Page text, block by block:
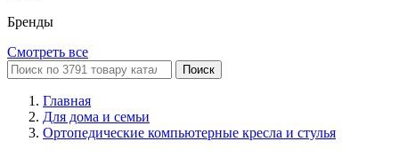
Бренды
Смотреть все
Поиск
Главная
Для дома и семьи
Ортопедические компьютерные кресла и стулья